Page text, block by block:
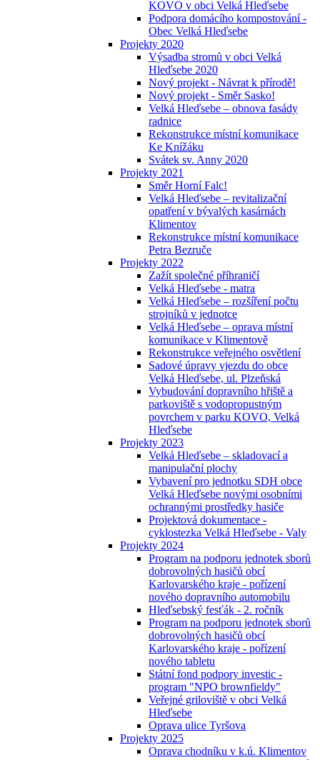
KOVO v obci Velká Hleďsebe
Podpora domácího kompostování -
Obec Velká Hleďsebe
Projekty 2020
Výsadba stromů v obci Velká
Hleďsebe 2020
Nový projekt - Návrat k přírodě!
Nový projekt - Směr Sasko!
Velká Hleďsebe – obnova fasády
radnice
Rekonstrukce místní komunikace
Ke Knížáku
Svátek sv. Anny 2020
Projekty 2021
Směr Horní Falc!
Velká Hleďsebe – revitalizační
opatření v bývalých kasárnách
Klimentov
Rekonstrukce místní komunikace
Petra Bezruče
Projekty 2022
Zažít společné příhraničí
Velká Hleďsebe - matra
Velká Hleďsebe – rozšíření počtu
strojníků v jednotce
Velká Hleďsebe – oprava místní
komunikace v Klimentově
Rekonstrukce veřejného osvětlení
Sadové úpravy vjezdu do obce
Velká Hleďsebe, ul. Plzeňská
Vybudování dopravního hřiště a
parkoviště s vodopropustným
povrchem v parku KOVO, Velká
Hleďsebe
Projekty 2023
Velká Hleďsebe – skladovací a
manipulační plochy
Vybavení pro jednotku SDH obce
Velká Hleďsebe novými osobními
ochrannými prostředky hasiče
Projektová dokumentace -
cyklostezka Velká Hleďsebe - Valy
Projekty 2024
Program na podporu jednotek sborů
dobrovolných hasičů obcí
Karlovarského kraje - pořízení
nového dopravního automobilu
Hleďsebský fesťák - 2. ročník
Program na podporu jednotek sborů
dobrovolných hasičů obcí
Karlovarského kraje - pořízení
nového tabletu
Státní fond podpory investic -
program "NPO brownfieldy"
Veřejné griloviště v obci Velká
Hleďsebe
Oprava ulice Tyršova
Projekty 2025
Oprava chodníku v k.ú. Klimentov